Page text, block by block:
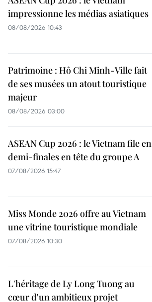
impressionne les médias asiatiques
08/08/2026 10:43
Patrimoine : Hô Chi Minh-Ville fait
de ses musées un atout touristique
majeur
08/08/2026 03:00
ASEAN Cup 2026 : le Vietnam file en
demi-finales en tête du groupe A
07/08/2026 15:47
Miss Monde 2026 offre au Vietnam
une vitrine touristique mondiale
07/08/2026 10:30
L'héritage de Ly Long Tuong au
cœur d'un ambitieux projet